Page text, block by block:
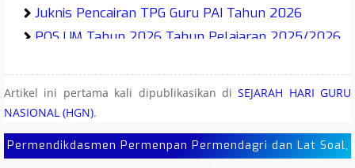
Juknis Pencairan TPG Guru PAI Tahun 2026
POS UM Tahun 2026 Tahun Pelajaran 2025/2026
Manajemen Risiko Pembangunan Nasional
Permendikdasmen Nomor 2 Tahun 2026 Tentang
Tata Naskah Dinas Kemendikdasmen
Permendikdasmen Nomor 1 Tahun 2026 Tentang
Artikel ini pertama kali dipublikasikan diSEJARAH HARI GURU
NASIONAL (HGN).
Permendikdasmen Permenpan Permendagri dan Lat Soal,